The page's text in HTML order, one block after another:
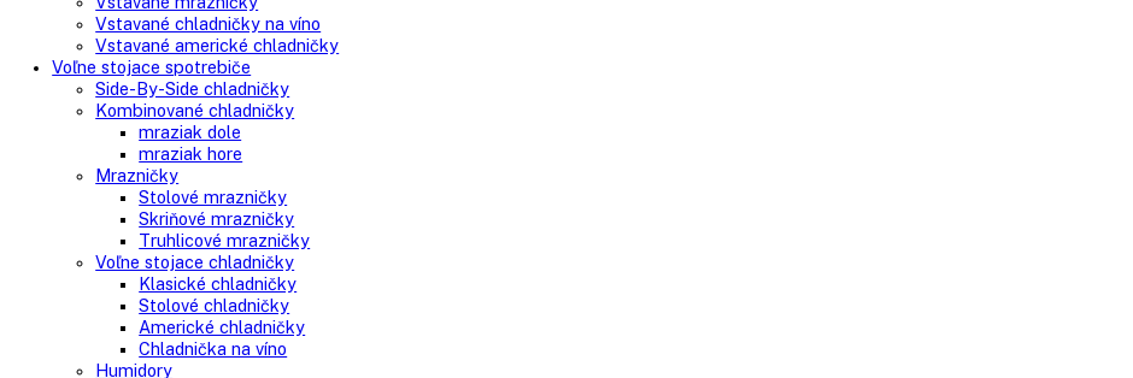
Vstavané spotrebiče
Vstavané kombinované chladničky
Vstavané chladničky
Vstavané mrazničky
Vstavané chladničky na víno
Vstavané americké chladničky
Voľne stojace spotrebiče
Side-By-Side chladničky
Kombinované chladničky
mraziak dole
mraziak hore
Mrazničky
Stolové mrazničky
Skriňové mrazničky
Truhlicové mrazničky